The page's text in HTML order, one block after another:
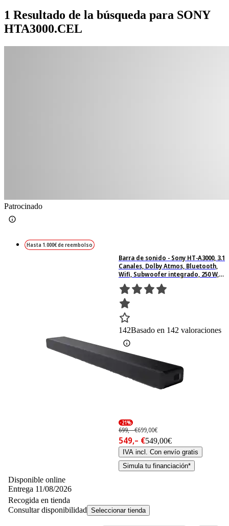
1 Resultado de la búsqueda para SONY
HTA3000.CEL
Patrocinado
Hasta 1.000€ de reembolso
Barra de sonido - Sony HT-A3000, 3.1
Canales, Dolby Atmos, Bluetooth,
Wifi, Subwoofer integrado, 250 W,
Alexa, Google Home, Negro
142Basado en 142 valoraciones
-21%
699,– €699,00€
549,– €549,00€
IVA incl. Con envío gratis
Simula tu financiación*
Disponible online
Entrega 11/08/2026
Recogida en tienda
Consultar disponibilidad Seleccionar tienda